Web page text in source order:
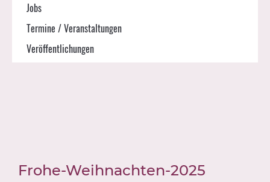
Jobs
Termine / Veranstaltungen
Veröffentlichungen
Frohe-Weihnachten-2025